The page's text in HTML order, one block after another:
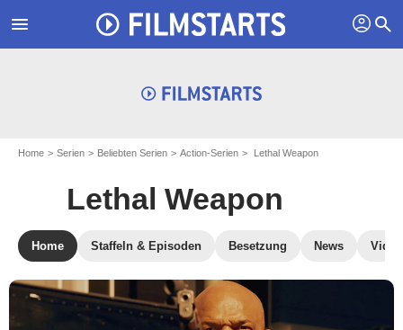
menu profil search
Home Serien Beliebten Serien Action-Serien Lethal Weapon
Lethal Weapon
Home Staffeln & Episoden Besetzung News